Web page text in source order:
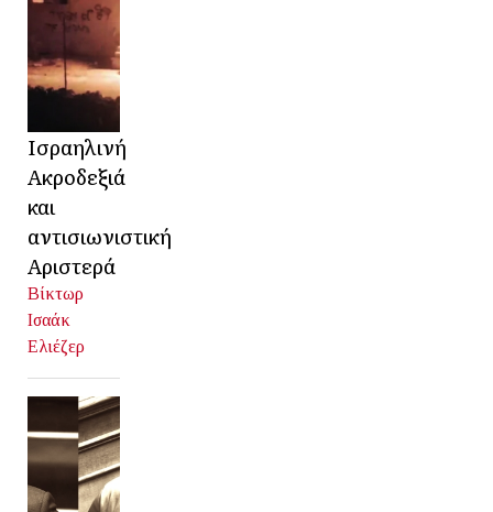
Ισραηλινή
Ακροδεξιά
και
αντισιωνιστική
Αριστερά
Βίκτωρ
Ισαάκ
Ελιέζερ